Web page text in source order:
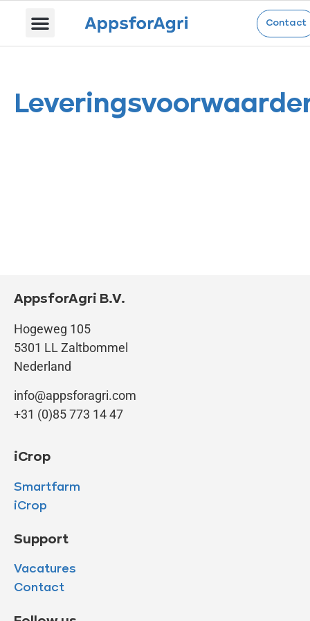
Contact
AppsforAgri B.V.
Hogeweg 105
5301 LL Zaltbommel
Nederland
info@appsforagri.com
+31 (0)85 773 14 47
iCrop
Smartfarm
iCrop
Support
Vacatures
Contact